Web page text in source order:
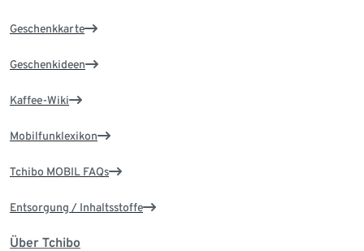
Geschenkkarte
Geschenkideen
Kaffee-Wiki
Mobilfunklexikon
Tchibo MOBIL FAQs
Entsorgung / Inhaltsstoffe
Über Tchibo